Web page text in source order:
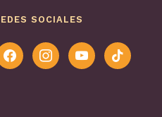
SOCIALES
instagramyoutubetiktok